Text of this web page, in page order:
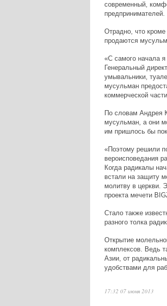
современный,
предпринимателей.
Отрадно, что
продаются
«С самого начала
Генеральный
умывальники,
мусульман
коммерческой
По словам Андрея
мусульман, а они
им пришлось бы
«Поэтому решили
вероисповедания
Когда радикалы
встали на защиту
молитву в церкви.
проекта мечети
Стало также
разного толка
Открытие
комплексов. Ведь
Азии, от
удобствами для
17:32 07 июня 2013